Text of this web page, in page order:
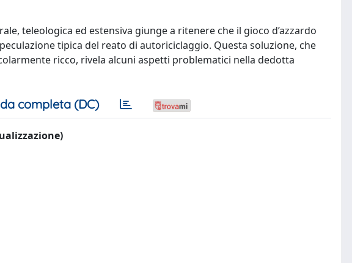
teleologica ed estensiva giunge a ritenere che il gioco d’azzardo
tipica del reato di autoriciclaggio. Questa soluzione, che
ricco, rivela alcuni aspetti problematici nella dedotta
completa (DC)